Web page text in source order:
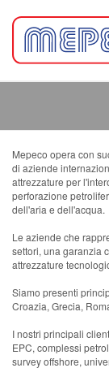
Mepeco opera con
di aziende
attrezzature per
perforazione
dell'aria e dell'acqua.
Le aziende che
settori, una garanzia
attrezzature
Siamo presenti
Croazia, Grecia,
I nostri principali
EPC, complessi
survey offshore,